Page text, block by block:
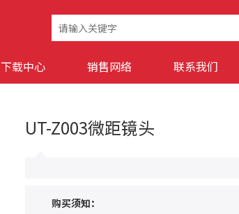
下载中心 销售网络 联系我们
UT-Z003微距镜头
购买须知：